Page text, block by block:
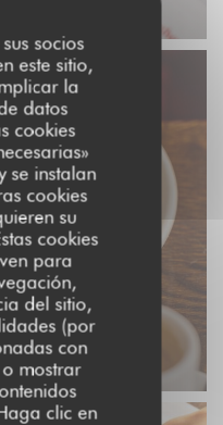
socios
este sitio,
la
datos
cookies
se instalan
cookies
su
cookies
para
del sitio,
(por
con
mostrar
clic en